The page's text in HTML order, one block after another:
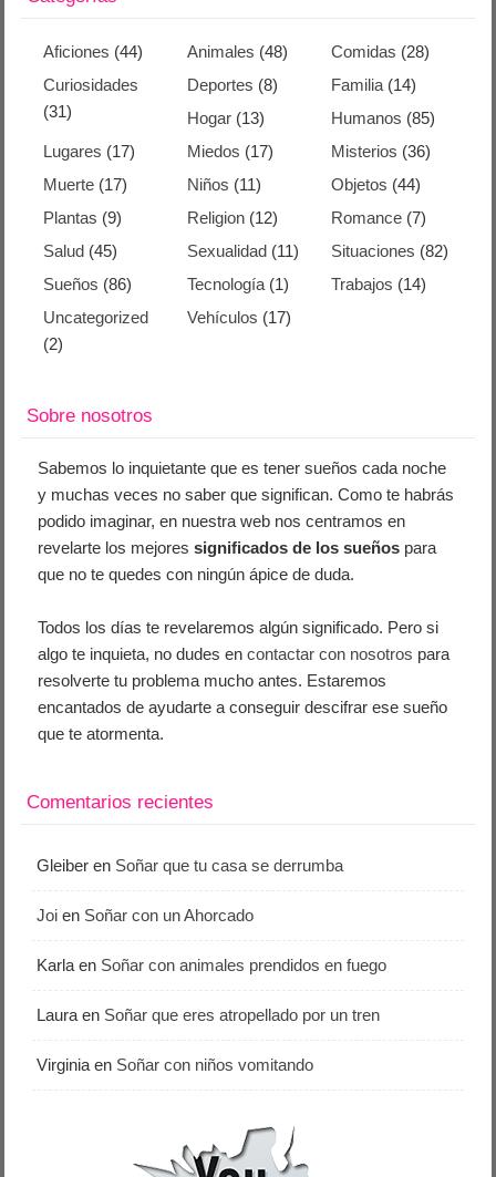
Aficiones (44) Animales (48) Comidas (28)
Curiosidades
(31)
Deportes (8) Familia(14)
Hogar (13) Humanos (85)
Lugares (17) Miedos (17) Misterios (36)
Muerte (17) Niños (11) Objetos (44)
Plantas (9) Religion (12) Romance(7)
Salud (45) Sexualidad (11) Situaciones (82)
Sueños (86) Tecnología (1) Trabajos (14)
Uncategorized
(2)
Vehículos (17)
Sobre nosotros
Sabemos lo inquietante que es tener sueños cada noche
y muchas veces no saber que significan. Como te habrás
podido imaginar, en nuestra web nos centramos en
revelarte los mejoressignificados de los sueños para
que no te quedes con ningún ápice de duda.
Todos los días te revelaremos algún significado. Pero si
algo te inquieta, no dudes encontactar con nosotros para
resolverte tu problema mucho antes. Estaremos
encantados de ayudarte a conseguir descifrar ese sueño
que te atormenta.
Comentarios recientes
Gleiber en Soñar que tu casa se derrumba
Joi en Soñar con un Ahorcado
Karla en Soñar con animales prendidos en fuego
Laura en Soñar que eres atropellado por un tren
Virginia en Soñar con niños vomitando